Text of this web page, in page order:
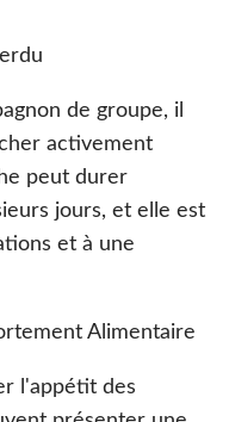
de groupe, il
activement
peut durer
jours, et elle est
et à une
Alimentaire
l'appétit des